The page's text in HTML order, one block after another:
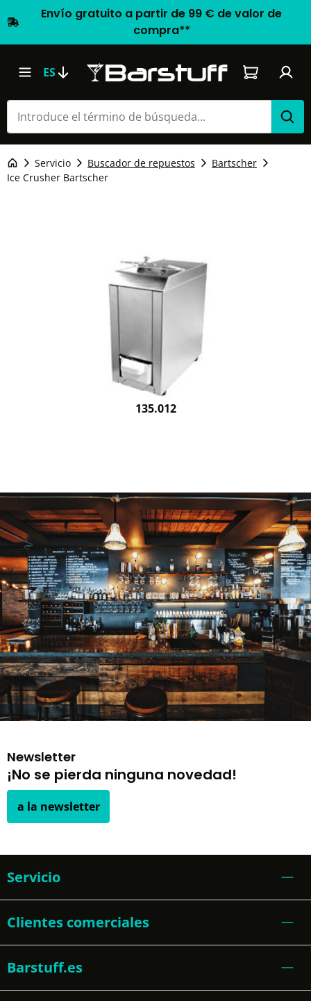
Envío gratuito a partir de 99 € de valor de
compra**
ES El carrito
Servicio Buscador de repuestos
Bartscher
Ice Crusher Bartscher
135.012
Newsletter
¡No se pierda ninguna novedad!
a la newsletter
Servicio
Clientes comerciales
Barstuff.es